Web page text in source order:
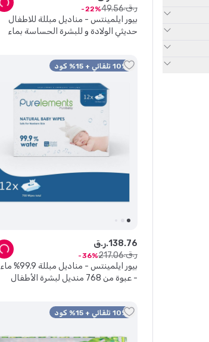
بيور ايلمينتس - مناديل مبللة للاطفال
حديثي الولادة و للبشرة الحساسة بماء
ر.ق.
49.56
22
10% تلقائي + 15% كود
بيور ايلمينتس - مناديل مبللة 99.9% ماء
- عبوة من 768 منديل لبشرة الأطفال
ر.ق.138.76
ر.ق.
217.06
36
10% تلقائي + 15% كود